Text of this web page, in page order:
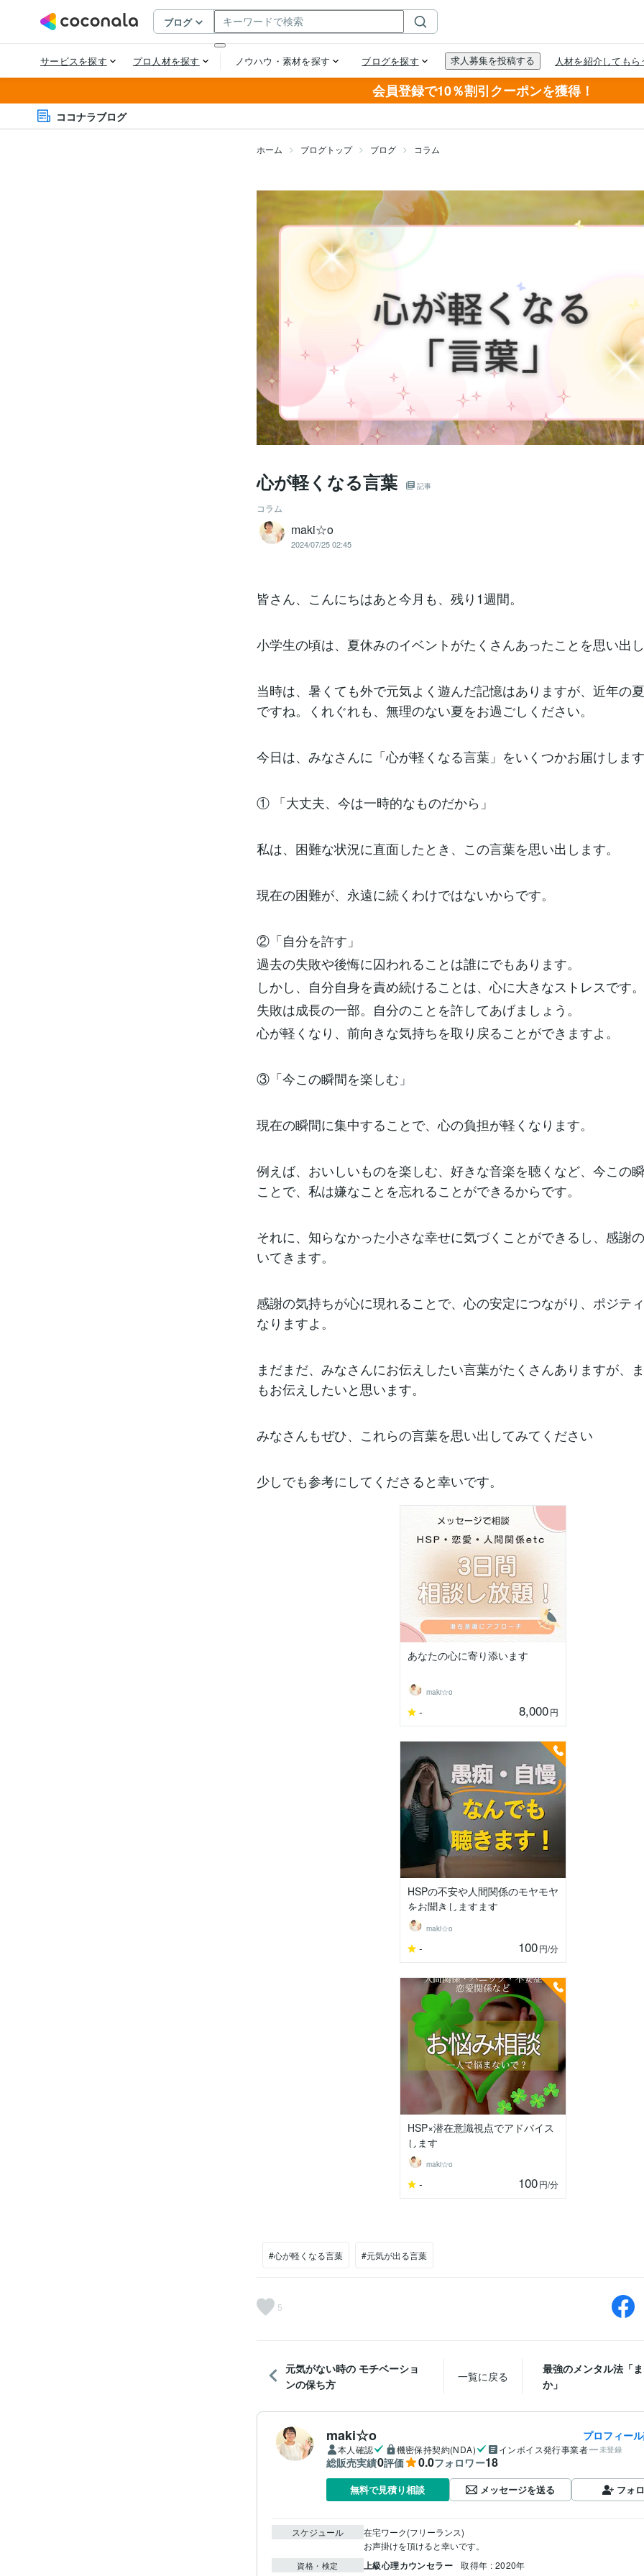
会員登録で10％割引クーポンを獲得！
ココナラブログ
ホーム ブログトップ ブログ コラム
心が軽くなる言葉 記事
コラム
maki☆o
2024/07/25 02:45
皆さん、こんにちはあと今月も、残り1週間。
小学生の頃は、夏休みのイベントがたくさんあったことを思い出し
当時は、暑くても外で元気よく遊んだ記憶はありますが、近年の
ですね。くれぐれも、無理のない夏をお過ごしください。
今日は、みなさんに「心が軽くなる言葉」をいくつかお届けします
① 「大丈夫、今は一時的なものだから」
私は、困難な状況に直面したとき、この言葉を思い出します。
現在の困難が、永遠に続くわけではないからです。
②「自分を許す」
過去の失敗や後悔に囚われることは誰にでもあります。
しかし、自分自身を責め続けることは、心に大きなストレスです。
失敗は成長の一部。自分のことを許してあげましょう。
心が軽くなり、前向きな気持ちを取り戻ることができますよ。
③「今この瞬間を楽しむ」
現在の瞬間に集中することで、心の負担が軽くなります。
例えば、おいしいものを楽しむ、好きな音楽を聴くなど、今この
ことで、私は嫌なことを忘れることができるからです。
それに、知らなかった小さな幸せに気づくことができるし、感謝
いてきます。
感謝の気持ちが心に現れることで、心の安定につながり、ポジテ
なりますよ。
まだまだ、みなさんにお伝えしたい言葉がたくさんありますが、
もお伝えしたいと思います。
みなさんもぜひ、これらの言葉を思い出してみてください
少しでも参考にしてくださると幸いです。
あなたの心に寄り添います
maki☆o
- 8,000円
HSPの不安や人間関係のモヤモヤ
をお聞きしますます
maki☆o
- 100円/分
HSP×潜在意識視点でアドバイス
します
maki☆o
- 100円/分
#心が軽くなる言葉 #元気が出る言葉
5
元気がない時の モチベーショ
ンの保ち方
一覧に戻る
最強のメンタル法「
か」
maki☆o プロフィー
本人確認 機密保持契約(NDA) インボイス発行事業者 未登録
総販売実績0評価 0.0フォロワー18
無料で見積り相談 メッセージを送る フォ
スケジュール
在宅ワーク(フリーランス)
お声掛けを頂けると幸いです。
資格・検定 上級心理カウンセラー 取得年 : 2020年